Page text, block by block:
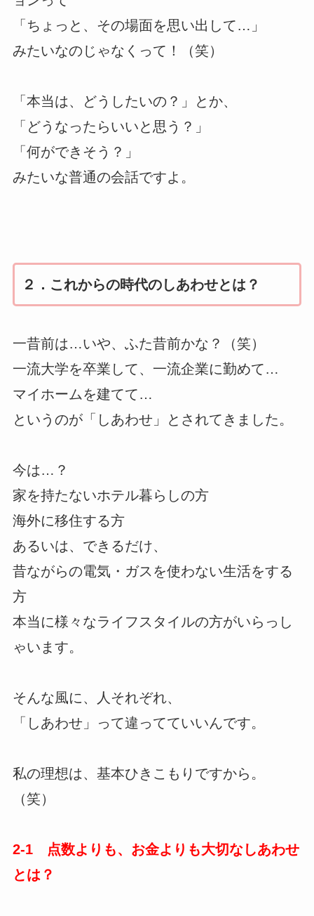
「ちょっと、その場面を思い出して…」
みたいなのじゃなくって！（笑）
「本当は、どうしたいの？」とか、
「どうなったらいいと思う？」
「何ができそう？」
みたいな普通の会話ですよ。
２．これからの時代のしあわせとは？
一昔前は…いや、ふた昔前かな？（笑）
一流大学を卒業して、一流企業に勤めて…
マイホームを建てて…
というのが「しあわせ」とされてきました。
今は…？
家を持たないホテル暮らしの方
海外に移住する方
あるいは、できるだけ、
昔ながらの電気・ガスを使わない生活をする
方
本当に様々なライフスタイルの方がいらっし
ゃいます。
そんな風に、人それぞれ、
「しあわせ」って違ってていいんです。
私の理想は、基本ひきこもりですから。
（笑）
2-1 点数よりも、お金よりも大切なしあわせ
とは？